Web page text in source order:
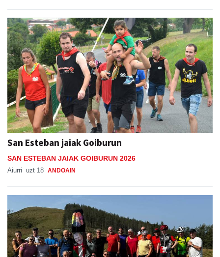
San Esteban jaiak Goiburun
SAN ESTEBAN JAIAK GOIBURUN 2026
Aiurri uzt 18 ANDOAIN